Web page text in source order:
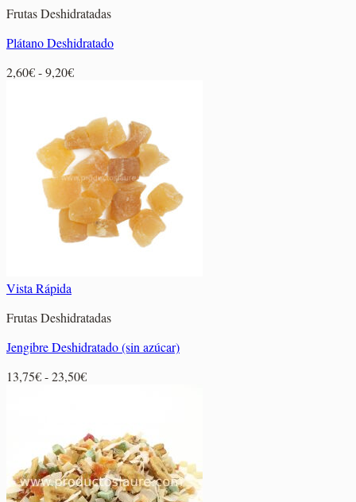
Frutas Deshidratadas
Plátano Deshidratado
2,60€-9,20€Rango
desde
2,60€
hasta
9,20€
Vista Rápida
Frutas Deshidratadas
Jengibre Deshidratado (sin azúcar)
13,75€-23,50€Rango
13,75€
hasta
23,50€